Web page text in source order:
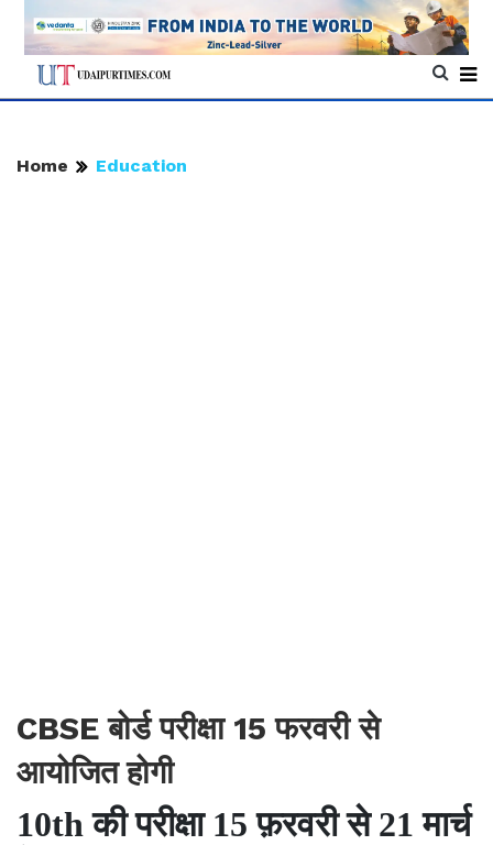
Home Education
CBSE बोर्ड परीक्षा 15 फरवरी से
आयोजित होगी
10th की परीक्षा 15 फ़रवरी से 21 मार्च